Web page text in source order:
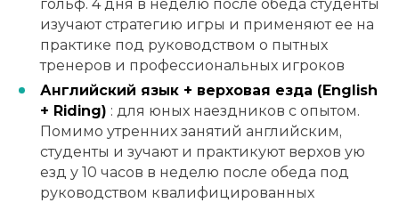
гольф. 4 дня в неделю после обеда студенты
изучают стратегию игры и применяют ее на
практике под руководством о пытных
тренеров и профессиональных игроков
Английский язык + верховая езда (English
+ Riding) : для юных наездников с опытом.
Помимо утренних занятий английским,
студенты и зучают и практикуют верхов ую
езд у 10 часов в неделю после обеда под
руководством квалифицированных